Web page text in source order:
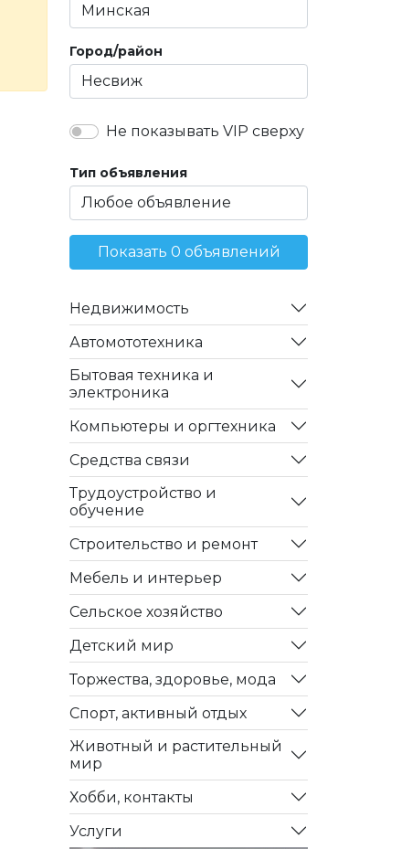
Город/район
Не показывать VIP сверху
Тип объявления
Показать 0 объявлений
Недвижимость
Автомототехника
Бытовая техника и
электроника
Компьютеры и оргтехника
Средства связи
Трудоустройство и
обучение
Строительство и ремонт
Мебель и интерьер
Сельское хозяйство
Детский мир
Торжества, здоровье, мода
Спорт, активный отдых
Животный и растительный
мир
Хобби, контакты
Услуги